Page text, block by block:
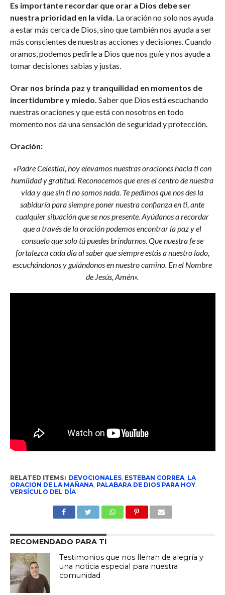
Es importante recordar que orar a Dios debe ser
nuestra prioridad en la vida. La oración no solo nos ayuda
a estar más cerca de Dios, sino que también nos ayuda a ser
más conscientes de nuestras acciones y decisiones. Cuando
oramos, podemos pedirle a Dios que nos guíe y nos ayude a
tomar decisiones sabias y justas.
Orar nos brinda paz y tranquilidad en momentos de
incertidumbre y miedo. Saber que Dios está escuchando
nuestras oraciones y que está con nosotros en todo
momento nos da una sensación de seguridad y protección.
Oración:
«Padre Celestial, hoy elevamos nuestras oraciones hacia ti con
humildad y gratitud. Reconocemos que eres el centro de nuestra
vida y que sin ti no somos nada. Te pedimos que nos des la
sabiduría para siempre poner nuestra confianza en ti, ante
cualquier situación que se nos presente. Ayúdanos a recordar
que a través de la oración podemos encontrar la paz y el
consuelo que solo tú puedes brindarnos. Que nuestra fe se
fortalezca cada día al saber que siempre estás a nuestro lado,
escuchándonos y guiándonos en nuestro camino. En el Nombre
de Jesús, Amén».
RELATED ITEMS: DEVOCIONALES, ESTEBAN CORREA, LA
ORACION DE LA MAÑANA, PALABARA DE DIOS PARA HOY,
VERSÍCULO DEL DÍA
RECOMENDADO PARA TI
Testimonios que nos llenan de alegría y
una noticia especial para nuestra
comunidad